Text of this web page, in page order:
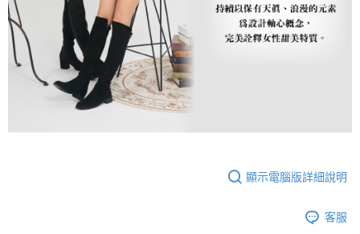
顯示電腦版詳細說明
客服